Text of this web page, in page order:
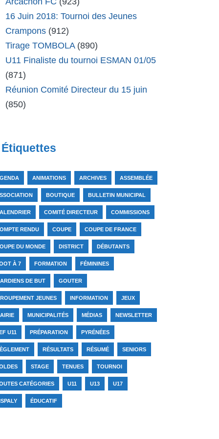
16 Juin 2018: Tournoi des Jeunes
Crampons (912)
Tirage TOMBOLA (890)
U11 Finaliste du tournoi ESMAN 01/05
(871)
Réunion Comité Directeur du 15 juin
(850)
Étiquettes
ANIMATIONS ARCHIVES ASSEMBLÉE
BOUTIQUE BULLETIN MUNICIPAL
COMITÉ DIRECTEUR COMMISSIONS
RENDU COUPE COUPE DE FRANCE
DU MONDE DISTRICT DÉBUTANTS
À 7 FORMATION FÉMININES
DE BUT GOUTER
JEUNES INFORMATION JEUX
MUNICIPALITÉS MÉDIAS NEWSLETTER
U11 PRÉPARATION PYRÉNÉES
RÉSULTATS RÉSUMÉ SENIORS
STAGE TENUES TOURNOI
CATÉGORIES U11 U13 U17
ÉDUCATIF